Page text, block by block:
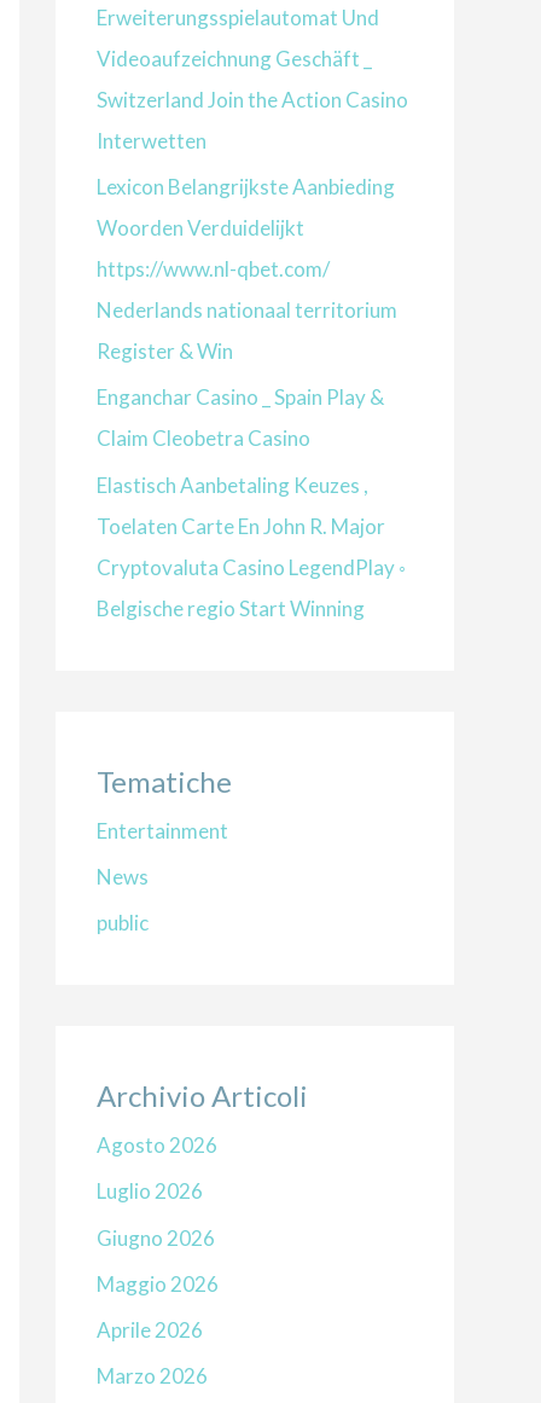
Erweiterungsspielautomat Und
Videoaufzeichnung Geschäft _
Switzerland Join the Action Casino
Interwetten
Lexicon Belangrijkste Aanbieding
Woorden Verduidelijkt
https://www.nl-qbet.com/
Nederlands nationaal territorium
Register & Win
Enganchar Casino _ Spain Play &
Claim Cleobetra Casino
Elastisch Aanbetaling Keuzes ,
Toelaten Carte En John R. Major
Cryptovaluta Casino LegendPlay ◦
Belgische regio Start Winning
Tematiche
Entertainment
News
public
Archivio Articoli
Agosto 2026
Luglio 2026
Giugno 2026
Maggio 2026
Aprile 2026
Marzo 2026